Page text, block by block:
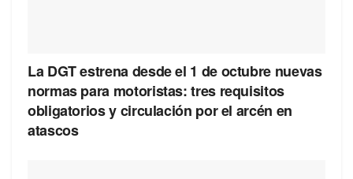
La DGT estrena desde el 1 de octubre nuevas
normas para motoristas: tres requisitos
obligatorios y circulación por el arcén en
atascos